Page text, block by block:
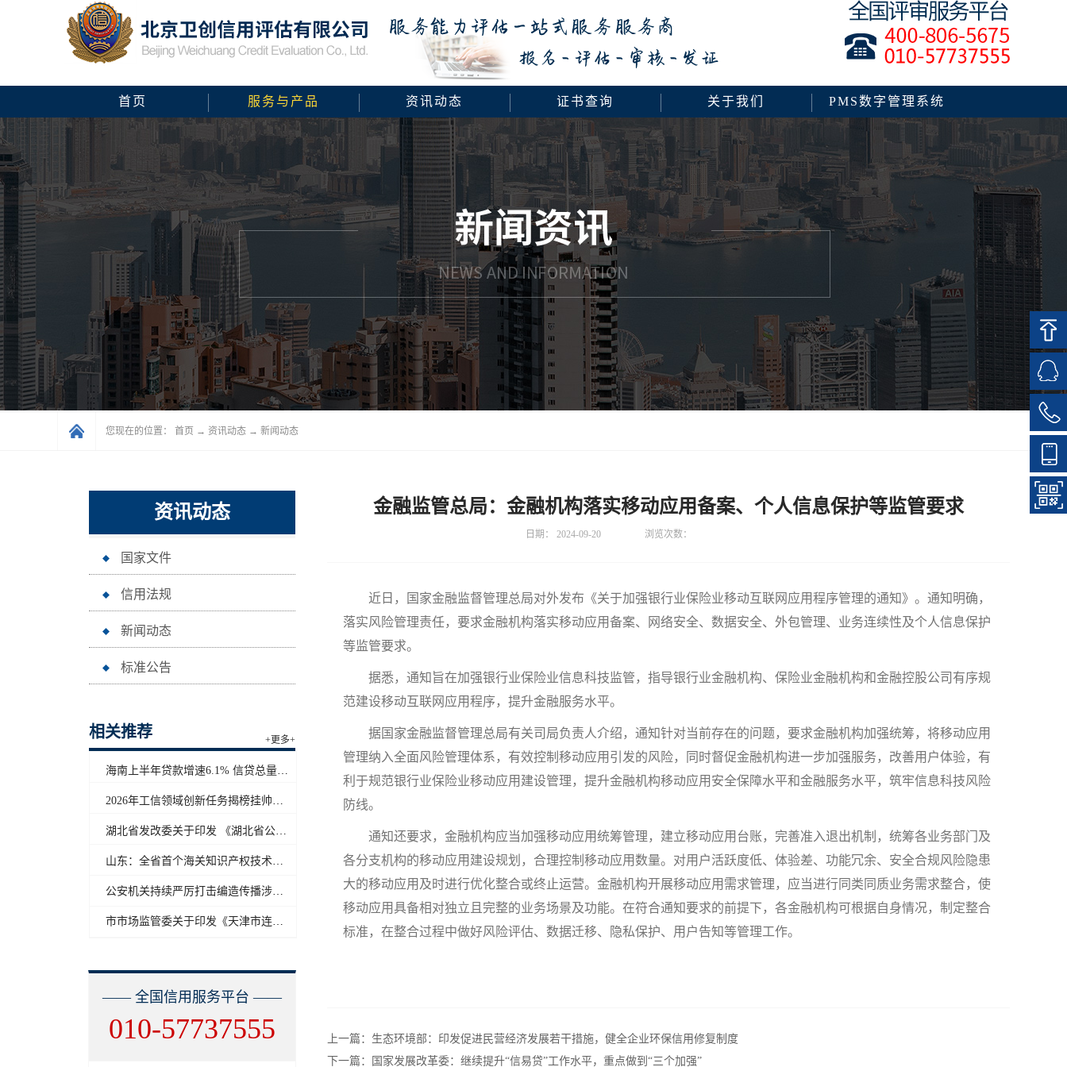
首页 服务与产品 资讯动态 证书查询 关于我们 PMS数字管理系统
您现在的位置： 首页 → 资讯动态 → 新闻动态
资讯动态
国家文件
信用法规
新闻动态
标准公告
相关推荐 +更多+
海南上半年贷款增速6.1% 信贷总量保持合理平稳增长
2026年工信领域创新任务揭榜挂帅工作启动
湖北省发改委关于印发 《湖北省公共信用信息目录（2026年版）》的通知
山东：全省首个海关知识产权技术调查官制度落地济南自贸片区
公安机关持续严厉打击编造传播涉汛涉灾网络谣言
市市场监管委关于印发《天津市连锁企业食品经营许可“先证后核”信用承诺审批实施办法》的通知
—— 全国信用服务平台 ——
010-57737555
金融监管总局：金融机构落实移动应用备案、个人信息保护等监管要求
日期： 2024-09-20 浏览次数：
近日，国家金融监督管理总局对外发布《关于加强银行业保险业移动互联网应用程序管理的通知》。通知明确，
落实风险管理责任，要求金融机构落实移动应用备案、网络安全、数据安全、外包管理、业务连续性及个人信息保护
等监管要求。
据悉，通知旨在加强银行业保险业信息科技监管，指导银行业金融机构、保险业金融机构和金融控股公司有序规
范建设移动互联网应用程序，提升金融服务水平。
据国家金融监督管理总局有关司局负责人介绍，通知针对当前存在的问题，要求金融机构加强统筹，将移动应用
管理纳入全面风险管理体系，有效控制移动应用引发的风险，同时督促金融机构进一步加强服务，改善用户体验，有
利于规范银行业保险业移动应用建设管理，提升金融机构移动应用安全保障水平和金融服务水平，筑牢信息科技风险
防线。
通知还要求，金融机构应当加强移动应用统筹管理，建立移动应用台账，完善准入退出机制，统筹各业务部门及
各分支机构的移动应用建设规划，合理控制移动应用数量。对用户活跃度低、体验差、功能冗余、安全合规风险隐患
大的移动应用及时进行优化整合或终止运营。金融机构开展移动应用需求管理，应当进行同类同质业务需求整合，使
移动应用具备相对独立且完整的业务场景及功能。在符合通知要求的前提下，各金融机构可根据自身情况，制定整合
标准，在整合过程中做好风险评估、数据迁移、隐私保护、用户告知等管理工作。
上一篇： 生态环境部：印发促进民营经济发展若干措施，健全企业环保信用修复制度
下一篇：
国家发展改革委：继续提升“信易贷”工作水平，重点做到“三个加强”